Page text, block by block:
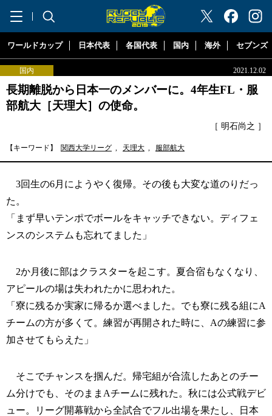
"ラグビーリパブリック"
ワールドカップ 日本代表 各国代表 国内 海外 セブンズ
国内 2021.12.02
長期離脱から日本一のメンバーに。4年生FL・服
部航大［天理大］の使命。
［ 明石尚之 ］
【キーワード】 関西大学リーグ , 天理大 , 服部航大
3回生の6月にようやく復帰。その後も大変な道のりだっ
た。
「まず早いテンポでボールをキャッチできない。ディフェ
ンスのシステムも忘れてました」
2か月後に部はクラスターを起こす。夏合宿もなくなり、
アピールの場は失われたかに思われた。
「寮に残るか実家に帰るか選べました。でも寮に残る組にA
チームの方が多くて。練習が再開された時に、Aの練習に参
加させてもらえた」
そこでチャンスを掴んだ。帰宅組が合流したあとのチー
ム分けでも、そのままAチームに残れた。秋には公式戦デビ
ュー。リーグ開幕戦から全試合でフル出場を果たし、日本